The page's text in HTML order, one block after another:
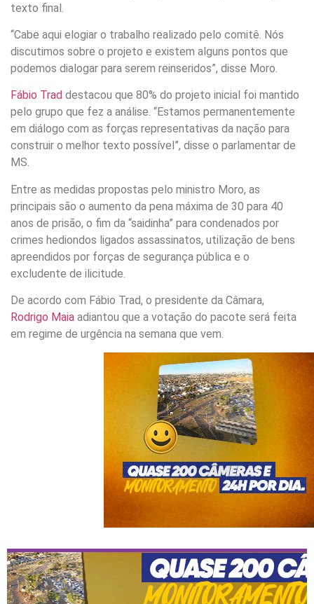
texto final.
“Cabe aqui elogiar o trabalho realizado pelo comitê. Nós
discutimos sobre o projeto e existem alguns pontos que
podemos dialogar para serem reinseridos”, disse Moro.
Fábio Trad destacou que 80% do projeto inicial foi mantido
pelo grupo que fez a análise. “Estamos permanentemente
em diálogo com as forças representativas da nação para
construir o melhor texto possível”, disse o parlamentar de
MS.
Entre as medidas propostas pelo ministro Moro, as
principais são o aumento da pena máxima de 30 para 40
anos de prisão, o fim da “saidinha” para condenados por
crimes hediondos ligados assassinatos, utilização de bens
apreendidos por forças de segurança pública e o
excludente de ilicitude.
De acordo com Fábio Trad, o presidente da Câmara,
Rodrigo Maia adiantou que a votação do pacote será feita
em regime de urgência na semana que vem.